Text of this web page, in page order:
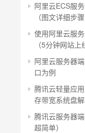
阿里云ECS服
（图文详细步骤
使用阿里云服
（5分钟网站上
阿里云服务器
口为例
腾讯云轻量应
存带宽系统盘
腾讯云服务器
超简单）